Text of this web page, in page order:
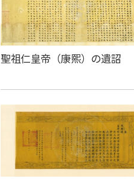
聖祖仁皇帝（康熙）の遺詔